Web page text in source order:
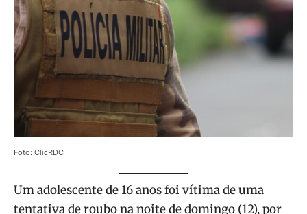
Foto: ClicRDC
Um adolescente de 16 anos foi vítima de uma
tentativa de roubo na noite de domingo (12), por